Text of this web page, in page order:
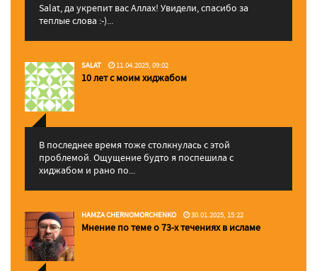
Salat, да укрепит вас Аллаx! Увидели, спасибо за
теплые слова :-)...
SALAT 11.04.2025, 09:02
10 лет с моим хиджабом
В последнее время тоже столкнулась с этой
проблемой. Ощущение будто я поспешила с
хиджабом и рано по...
HAMZA CHERNOMORCHENKO 30.01.2025, 15:22
Мнение по теме о 73-х течениях в исламе